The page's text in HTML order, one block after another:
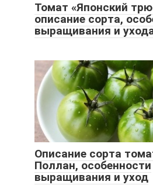
Томат «Японский
описание сорта,
выращивания и
Описание сорта
Поллан, особенности
выращивания и уход